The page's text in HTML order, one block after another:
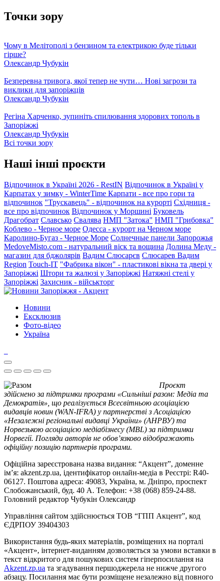
Точки зору
Чому в Мелітополі з бензином та електрикою буде тільки
гірше?
Олександр Чубукін
Безперевна тривога, якої тепер не чути… Нові загрози та
виклики для запоріжців
Олександр Чубукін
Регіна Харченко, зупиніть спилювання здорових тополь в
Запоріжжі
Олександр Чубукін
Всі точки зору
Наші інші проєкти
Відпочинок в Україні 2026 - RestIN Відпочинок в Україні у
Карпатах у зимку - WinterTime Карпати - все про гори та
відпочинок "Трускавець" - відпочинок на курорті Східниця -
все про відпочинок Відпочинок у Моршині Буковель
Драгобрат Славсько Свалява НМП "Затока" НМП "Грибовка"
Коблево - Черное море Одесса - курорт на Черном море
Каролино-Бугаз - Черное Море Солнечные панели Запорожья
MedoveMisto.com - натуральний віск та вощина Долина Меду -
магазин для бджолярів Вадим Слюсарєв Слюсарев Вадим
Region Touch-IT "Фабрика вікон" - пластикові вікна та двері у
Запоріжжі Штори та жалюзі у Запоріжжі Натяжні стелі у
Запоріжжі Захисник - військторг
Новини
Ексклюзив
Фото-відео
Україна
Проєкт
здійснено за підтримки програми «Сильніші разом: Медіа та
Демократія», що реалізується Всесвітньою асоціацією
видавців новин (WAN-IFRA) у партнерстві з Асоціацією
«Незалежні регіональні видавці України» (АНРВУ) та
Норвезькою асоціацією медіабізнесу (MBL) за підтримки
Норвегії. Погляди авторів не обов’язково відображають
офіційну позицію партнерів програми.
Офіційна зареєстрована назва видання: “Акцент”, доменне
ім’я: akzent.zp.ua, ідентифікатор онлайн-медіа в Реєстрі: R40-
06127. Поштова адреса: 49083, Україна, м. Дніпро, проспект
Слобожанський, буд. 40 А. Телефон: +38 (068) 859-24-88.
Головний редактор Чубукін Олександр
Управління сайтом здійснюється ТОВ “ГПП Акцент”, код
ЄДРПОУ 39404303
Використання будь-яких матеріалів, розміщених на порталі
«Акцент», інтернет-виданням дозволяється за умови вставки в
текст відкритого для пошукових систем гіперпосилання на
Akzent.zp.ua та згадування першоджерела не нижче другого
абзацу. Посилання має бути розміщене незалежно від повного